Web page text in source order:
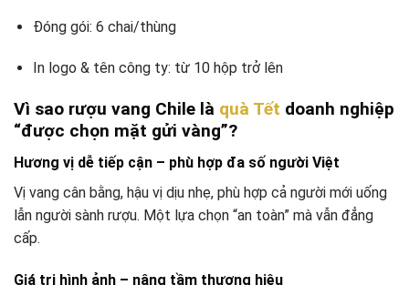
Đóng gói: 6 chai/thùng
In logo & tên công ty: từ 10 hộp trở lên
Vì sao rượu vang Chile là quà Tết doanh nghiệp
“được chọn mặt gửi vàng”?
Hương vị dễ tiếp cận – phù hợp đa số người Việt
Vị vang cân bằng, hậu vị dịu nhẹ, phù hợp cả người mới uống
lẫn người sành rượu. Một lựa chọn “an toàn” mà vẫn đẳng
cấp.
Giá trị hình ảnh – nâng tầm thương hiệu